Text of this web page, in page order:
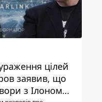
цілей
заявив, що
з Ілоном